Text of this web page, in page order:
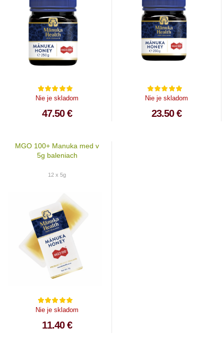
Nie je skladom
47.50 €
Nie je skladom
23.50 €
MGO 100+ Manuka med v
5g baleniach
12 x 5g
Nie je skladom
11.40 €